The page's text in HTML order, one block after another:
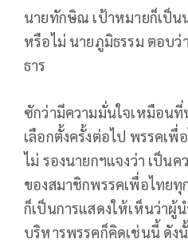
นายทักษิณ เป้าหมายก็เป็น
หรือไม่ นายภูมิธรรม ตอบว่
ธาร
ซักว่ามีความมั่นใจเหมือนที่
เลือกตั้งครั้งต่อไป พรรคเ
ไม่ รองนายกฯแจงว่า เป็น
ของสมาชิกพรรคเพื่อไทย
ก็เป็นการแสดงให้เห็นว่าผู้
บริหารพรรคก็คิดเช่นนี้ ดัง